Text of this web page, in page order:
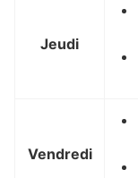
Jeudi
Vendredi